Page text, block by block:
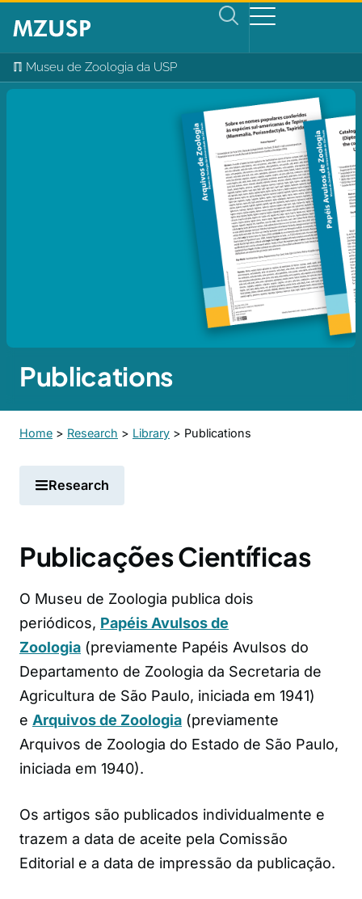
ℿ Museu de Zoologia da USP
Publications
Home > Research > Library > Publications
Research
Publicações Científicas
O Museu de Zoologia publica dois
periódicos, Papéis Avulsos de
Zoologia (previamente Papéis Avulsos do
Departamento de Zoologia da Secretaria de
Agricultura de São Paulo, iniciada em 1941)
e Arquivos de Zoologia (previamente
Arquivos de Zoologia do Estado de São Paulo,
iniciada em 1940).
Os artigos são publicados individualmente e
trazem a data de aceite pela Comissão
Editorial e a data de impressão da publicação.